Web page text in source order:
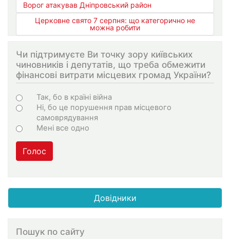
Ворог атакував Дніпровський район
Церковне свято 7 серпня: що категорично не
можна робити
Чи підтримуєте Ви точку зору київських
чиновників і депутатів, що треба обмежити
фінансові витрати місцевих громад України?
Choices
Так, бо в країні війна
Ні, бо це порушення прав місцевого
самоврядування
Мені все одно
Голос
Довідники
Пошук по сайту